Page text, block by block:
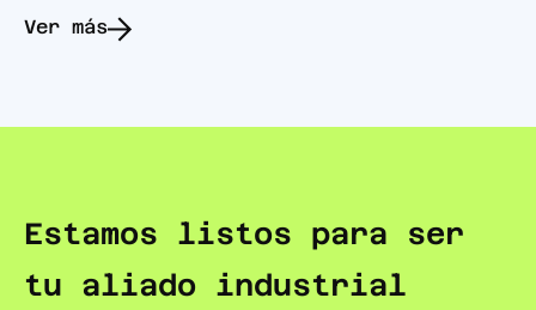
Ver más
Estamos listos para ser
tu aliado industrial